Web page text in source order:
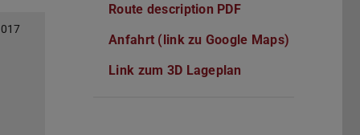
Route description PDF
Anfahrt (link zu Google Maps)
Link zum 3D Lageplan